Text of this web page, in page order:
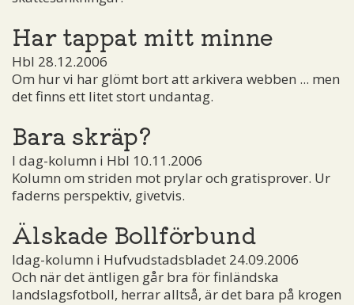
Har tappat mitt minne
Hbl 28.12.2006
Om hur vi har glömt bort att arkivera webben ... men
det finns ett litet stort undantag.
Bara skräp?
I dag-kolumn i Hbl 10.11.2006
Kolumn om striden mot prylar och gratisprover. Ur
faderns perspektiv, givetvis.
Älskade Bollförbund
Idag-kolumn i Hufvudstadsbladet 24.09.2006
Och när det äntligen går bra för finländska
landslagsfotboll, herrar alltså, är det bara på krogen